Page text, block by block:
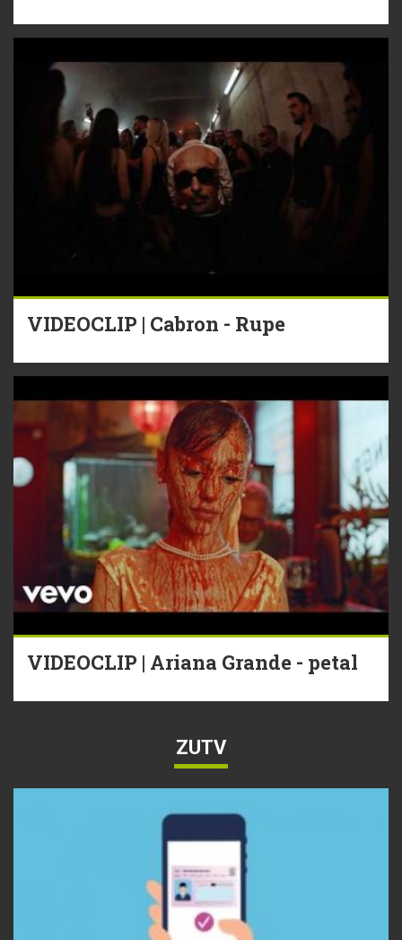
VIDEOCLIP | Cabron - Rupe
VIDEOCLIP | Ariana Grande - petal
ZUTV